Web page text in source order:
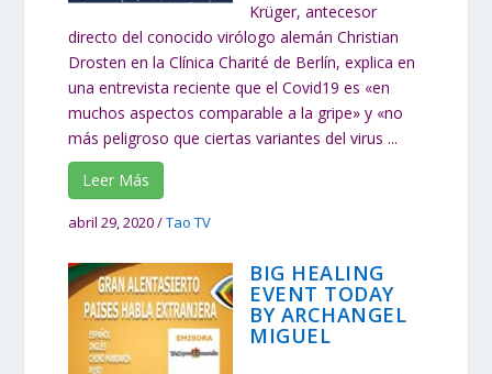
Krüger, antecesor
directo del conocido virólogo alemán Christian
Drosten en la Clínica Charité de Berlín, explica en
una entrevista reciente que el Covid19 es «en
muchos aspectos comparable a la gripe» y «no
más peligroso que ciertas variantes del virus ...
Leer Más
abril 29, 2020/Tao TV
BIG HEALING
EVENT TODAY
BY ARCHANGEL
MIGUEL